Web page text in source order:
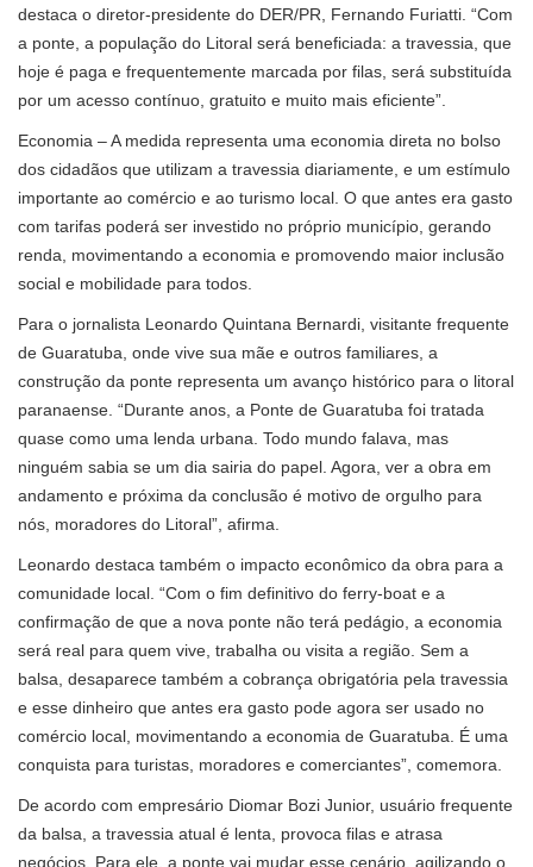
destaca o diretor-presidente do DER/PR, Fernando Furiatti. “Com
a ponte, a população do Litoral será beneficiada: a travessia, que
hoje é paga e frequentemente marcada por filas, será substituída
por um acesso contínuo, gratuito e muito mais eficiente”.
Economia – A medida representa uma economia direta no bolso
dos cidadãos que utilizam a travessia diariamente, e um estímulo
importante ao comércio e ao turismo local. O que antes era gasto
com tarifas poderá ser investido no próprio município, gerando
renda, movimentando a economia e promovendo maior inclusão
social e mobilidade para todos.
Para o jornalista Leonardo Quintana Bernardi, visitante frequente
de Guaratuba, onde vive sua mãe e outros familiares, a
construção da ponte representa um avanço histórico para o litoral
paranaense. “Durante anos, a Ponte de Guaratuba foi tratada
quase como uma lenda urbana. Todo mundo falava, mas
ninguém sabia se um dia sairia do papel. Agora, ver a obra em
andamento e próxima da conclusão é motivo de orgulho para
nós, moradores do Litoral”, afirma.
Leonardo destaca também o impacto econômico da obra para a
comunidade local. “Com o fim definitivo do ferry-boat e a
confirmação de que a nova ponte não terá pedágio, a economia
será real para quem vive, trabalha ou visita a região. Sem a
balsa, desaparece também a cobrança obrigatória pela travessia
e esse dinheiro que antes era gasto pode agora ser usado no
comércio local, movimentando a economia de Guaratuba. É uma
conquista para turistas, moradores e comerciantes”, comemora.
De acordo com empresário Diomar Bozi Junior, usuário frequente
da balsa, a travessia atual é lenta, provoca filas e atrasa
negócios. Para ele, a ponte vai mudar esse cenário, agilizando o